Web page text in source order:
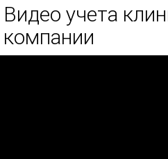
Видео учета
компании